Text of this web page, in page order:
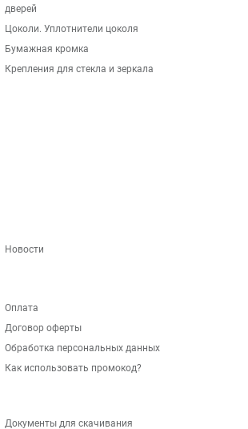
дверей
Цоколи. Уплотнители цоколя
Бумажная кромка
Крепления для стекла и зеркала
Новости
Оплата
Договор оферты
Обработка персональных данных
Как использовать промокод?
Документы для скачивания